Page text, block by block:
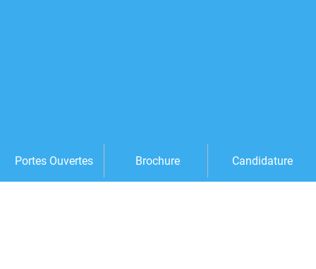
Portes Ouvertes Brochure Candidature